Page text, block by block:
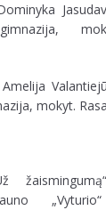
mokyt.